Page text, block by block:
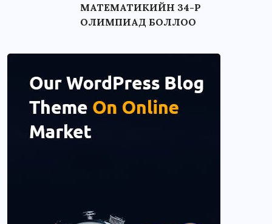
МАТЕМАТИКИЙН 34-Р
ОЛИМПИАД БОЛЛОО